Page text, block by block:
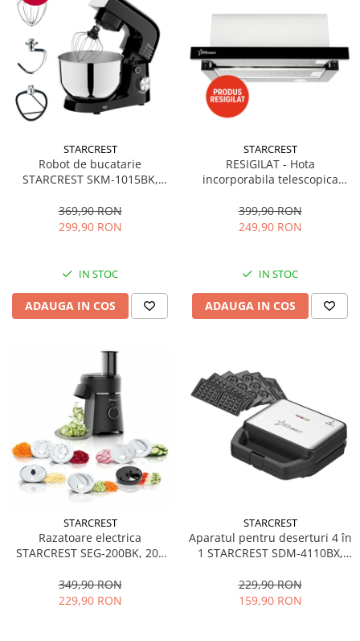
STARCREST
Robot de bucatarie
STARCREST SKM-1015BK,
Accesorii, 10 Viteze + Pulse,
Negru
369,90 RON
299,90 RON
IN STOC
ADAUGA IN COS
STARCREST
RESIGILAT - Hota
incorporabila telescopica
Putere de absorbtie 550 m3/h,
1 Motor, 2 Trepte putere, 60
399,90 RON
249,90 RON
IN STOC
ADAUGA IN COS
STARCREST
Razatoare electrica
STARCREST SEG-200BK, 200
349,90 RON
229,90 RON
STARCREST
Aparatul pentru deserturi 4 în
1 STARCREST SDM-4110BX,
invelis ceramic pentru vafe,
nuci, gogosi si smile
229,90 RON
159,90 RON